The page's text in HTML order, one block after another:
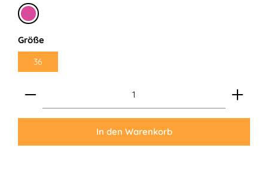
Pink
Größeauswählen
36
Produkt Anzahl: Gib den gewünschten Wert ein
In den Warenkorb